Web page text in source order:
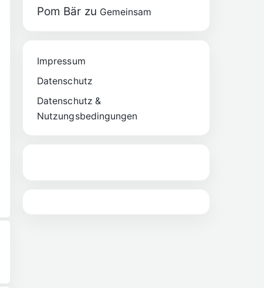
Pom Bär zu Gemeinsam
Impressum
Datenschutz
Datenschutz &
Nutzungsbedingungen